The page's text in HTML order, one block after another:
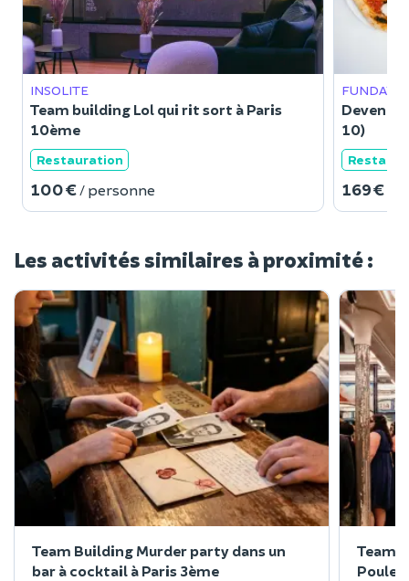
INSOLITE
Team building Lol qui rit sort à Paris
10ème
Restauration
100 € / personne
FUNDAYS
Devenez
10)
169 €
Les activités similaires à proximité :
Team Building Murder party dans un
bar à cocktail à Paris 3ème
Team
Poules